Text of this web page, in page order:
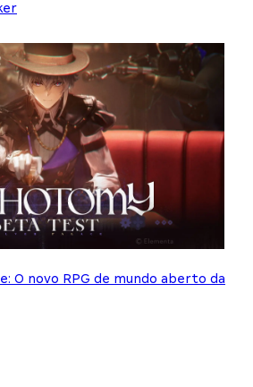
O novo RPG de mundo aberto da